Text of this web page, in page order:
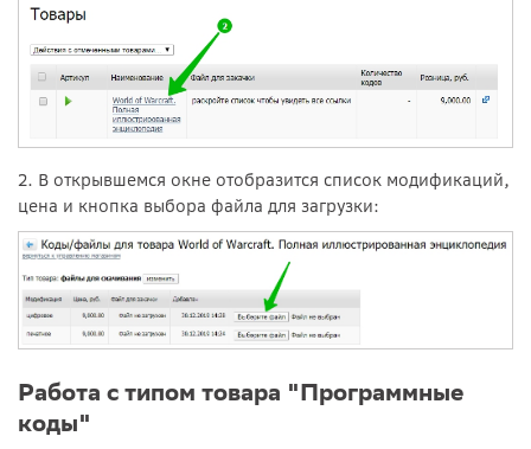
2. В открывшемся окне отобразится список модификаций,
цена и кнопка выбора файла для загрузки:
Работа с типом товара "Программные
коды"